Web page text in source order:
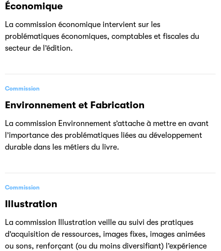
Économique
La commission économique intervient sur les
problématiques économiques, comptables et fiscales du
secteur de l’édition.
Commission
Environnement et Fabrication
La commission Environnement s’attache à mettre en avant
l’importance des problématiques liées au développement
durable dans les métiers du livre.
Commission
Illustration
La commission Illustration veille au suivi des pratiques
d’acquisition de ressources, images fixes, images animées
ou sons, renforçant (ou du moins diversifiant) l’expérience